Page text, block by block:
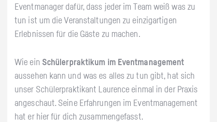
Eventmanager dafür, dass jeder im Team weiß was zu
tun ist um die Veranstaltungen zu einzigartigen
Erlebnissen für die Gäste zu machen.
Wie ein Schülerpraktikum im Eventmanagement
aussehen kann und was es alles zu tun gibt, hat sich
unser Schülerpraktikant Laurence einmal in der Praxis
angeschaut. Seine Erfahrungen im Eventmanagement
hat er hier für dich zusammengefasst.